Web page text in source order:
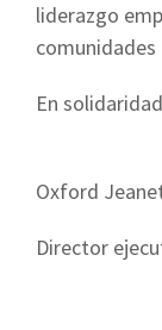
liderazgo
En
Oxford
Director